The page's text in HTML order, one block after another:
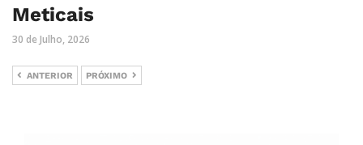
Meticais
30 de Julho, 2026
ANTERIOR PRÓXIMO